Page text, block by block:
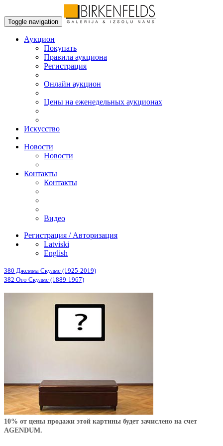
Toggle navigation
Аукцион
Пoкупать
Правила аукциона
Регистрация
Онлайн аукцион
Цены на еженедельных аукционах
Искусствo
Новости
Новости
Контакты
Контакты
Видео
Регистрация / Авторизация
Latviski
English
380 Джемма Скулме (1925-2019)
382 Ото Скулме (1889-1967)
10% от цены продажи этой картины будет зачислено на счет
AGENDUM.